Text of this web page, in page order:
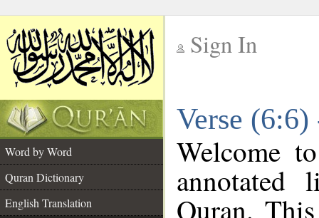
Sign In
Verse
Word by Word
Quran Dictionary
English Translation
Welcome
annotated
Quran.